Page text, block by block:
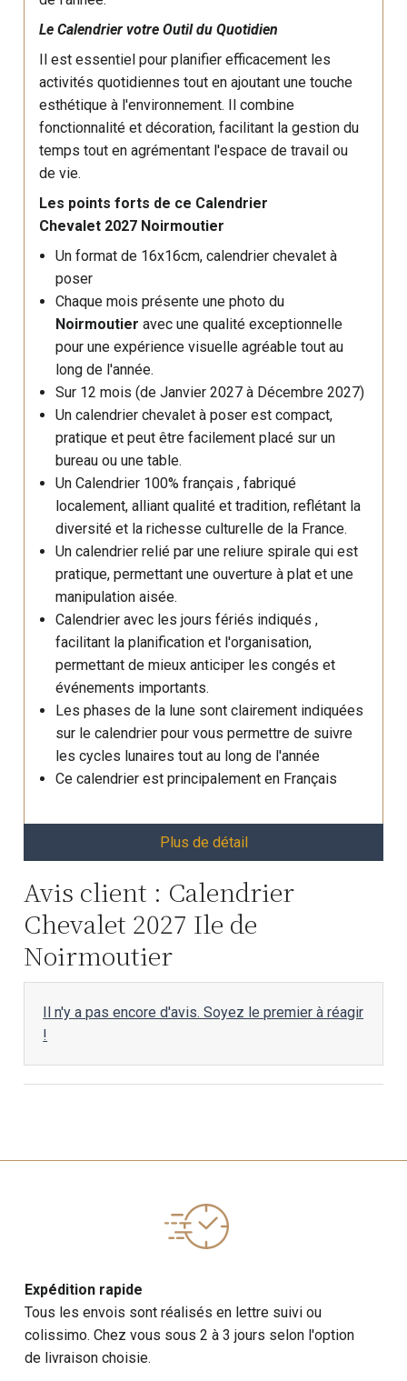
Le Calendrier votre Outil du Quotidien
Il est essentiel pour planifier efficacement les
activités quotidiennes tout en ajoutant une touche
esthétique à l'environnement. Il combine
fonctionnalité et décoration, facilitant la gestion du
temps tout en agrémentant l'espace de travail ou
de vie.
Les points forts de ce Calendrier
Chevalet 2027 Noirmoutier
Un format de 16x16cm, calendrier chevalet à
poser
Chaque mois présente une photo du
Noirmoutier avec une qualité exceptionnelle
pour une expérience visuelle agréable tout au
long de l'année.
Sur 12 mois (de Janvier 2027 à Décembre 2027)
Un calendrier chevalet à poser est compact,
pratique et peut être facilement placé sur un
bureau ou une table.
Un Calendrier 100% français , fabriqué
localement, alliant qualité et tradition, reflétant la
diversité et la richesse culturelle de la France.
Un calendrier relié par une reliure spirale qui est
pratique, permettant une ouverture à plat et une
manipulation aisée.
Calendrier avec les jours fériés indiqués ,
facilitant la planification et l'organisation,
permettant de mieux anticiper les congés et
événements importants.
Les phases de la lune sont clairement indiquées
sur le calendrier pour vous permettre de suivre
les cycles lunaires tout au long de l'année
Ce calendrier est principalement en Français
Plus de détail
Avis client : Calendrier
Chevalet 2027 Ile de
Noirmoutier
Il n'y a pas encore d'avis. Soyez le premier à réagir
!
Expédition rapide
Tous les envois sont réalisés en lettre suivi ou
colissimo. Chez vous sous 2 à 3 jours selon l'option
de livraison choisie.